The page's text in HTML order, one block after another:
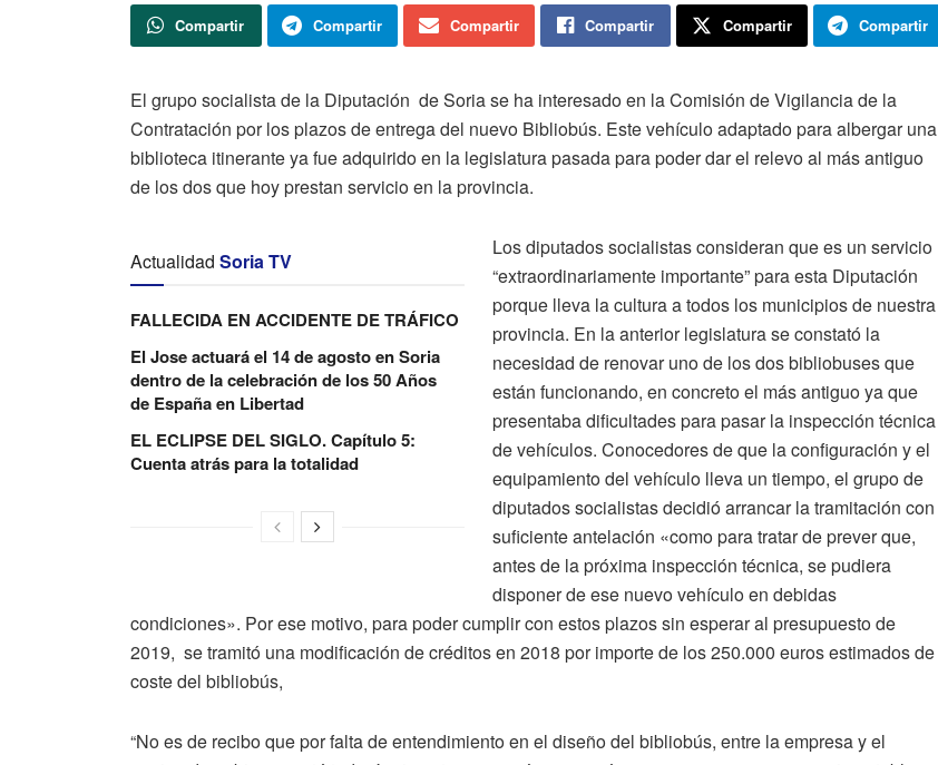
Compartir Compartir Compartir Compartir Compartir Compartir
El grupo socialista de la Diputación de Soria se ha interesado en la Comisión de Vigilancia de la
Contratación por los plazos de entrega del nuevo Bibliobús. Este vehículo adaptado para albergar una
biblioteca itinerante ya fue adquirido en la legislatura pasada para poder dar el relevo al más antiguo
de los dos que hoy prestan servicio en la provincia.
Actualidad Soria TV
FALLECIDA EN ACCIDENTE DE TRÁFICO
El Jose actuará el 14 de agosto en Soria
dentro de la celebración de los 50 Años
de España en Libertad
EL ECLIPSE DEL SIGLO. Capítulo 5:
Cuenta atrás para la totalidad
Los diputados socialistas consideran que es un servicio
“extraordinariamente importante” para esta Diputación
porque lleva la cultura a todos los municipios de nuestra
provincia. En la anterior legislatura se constató la
necesidad de renovar uno de los dos bibliobuses que
están funcionando, en concreto el más antiguo ya que
presentaba dificultades para pasar la inspección técnica
de vehículos. Conocedores de que la configuración y el
equipamiento del vehículo lleva un tiempo, el grupo de
diputados socialistas decidió arrancar la tramitación con
suficiente antelación «como para tratar de prever que,
antes de la próxima inspección técnica, se pudiera
disponer de ese nuevo vehículo en debidas
condiciones». Por ese motivo, para poder cumplir con estos plazos sin esperar al presupuesto de
2019, se tramitó una modificación de créditos en 2018 por importe de los 250.000 euros estimados de
coste del bibliobús,
“No es de recibo que por falta de entendimiento en el diseño del bibliobús, entre la empresa y el